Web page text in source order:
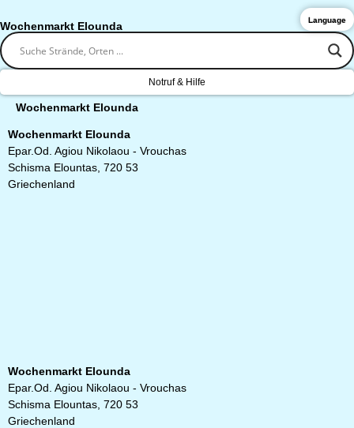
Wochenmarkt Elounda
Notruf & Hilfe
Wochenmarkt Elounda
Wochenmarkt Elounda
Epar.Od. Agiou Nikolaou - Vrouchas
Schisma Elountas, 720 53
Griechenland
Wochenmarkt Elounda
Epar.Od. Agiou Nikolaou - Vrouchas
Schisma Elountas 720 53
Griechenland
Language